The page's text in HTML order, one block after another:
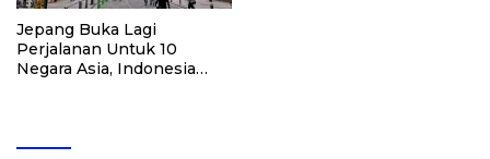
Jepang Buka Lagi
Perjalanan Untuk 10
Negara Asia, Indonesia